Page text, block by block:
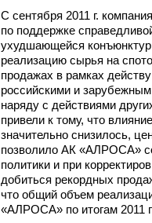
С сентября 2011 г.
по поддержке
ухудшающейся
реализацию сырья на
продажах в рамках
российскими и
наряду с действиями
привели к тому, что
значительно снизилось,
позволило АК «АЛРОСА»
политики и при
добиться рекордных
что общий объем
«АЛРОСА» по итогам 2011